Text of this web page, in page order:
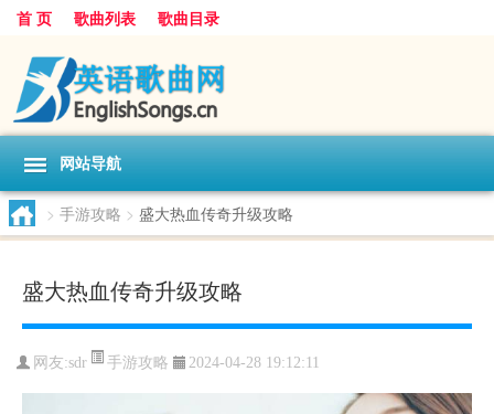
首 页 歌曲列表 歌曲目录
网站导航
> 手游攻略 > 盛大热血传奇升级攻略
盛大热血传奇升级攻略
网友:sdr 手游攻略 2024-04-28 19:12:11